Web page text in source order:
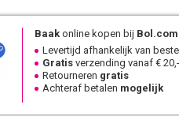
Baak online kopen bij Bol.com
Levertijd afhankelijk van
Gratis verzending vanaf € 20,-
Retourneren gratis
Achteraf betalen mogelijk